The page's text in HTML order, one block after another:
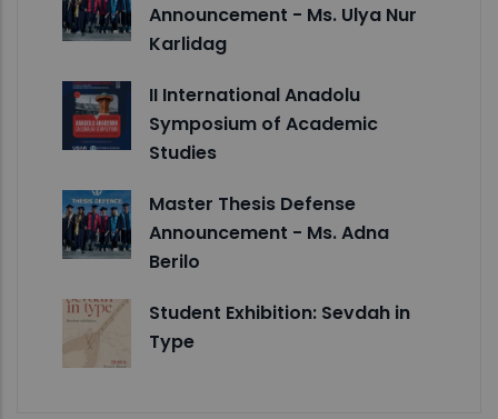
Announcement - Ms. Ulya Nur
Karlidag
II International Anadolu
Symposium of Academic
Studies
Master Thesis Defense
Announcement - Ms. Adna
Berilo
Student Exhibition: Sevdah in
Type